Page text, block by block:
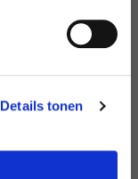
Details tonen